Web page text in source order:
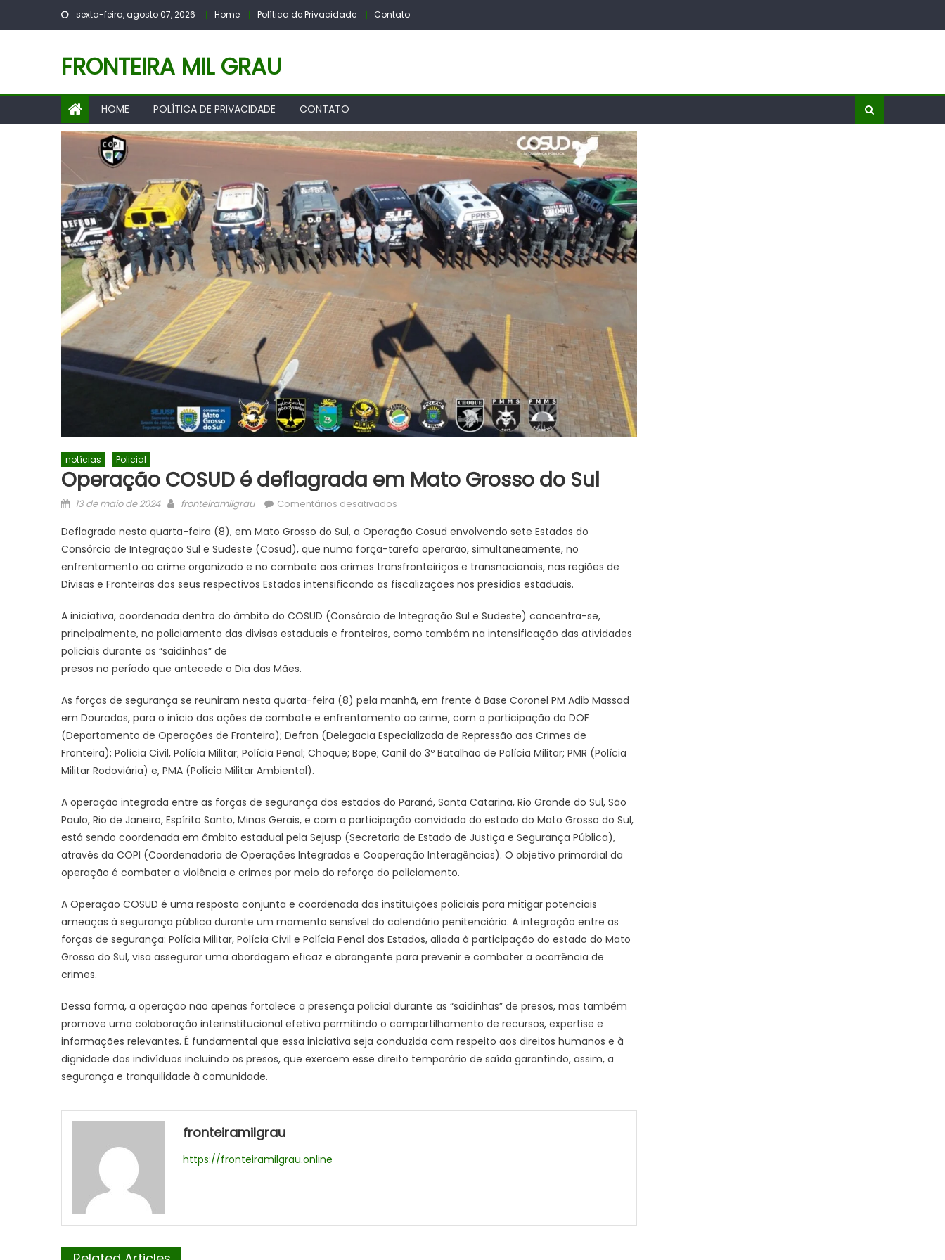
sexta-feira, agosto 07, 2026 Home Política de Privacidade Contato
FRONTEIRA MIL GRAU
HOME POLÍTICA DE PRIVACIDADE CONTATO
notícias Policial
Operação COSUD é deflagrada em Mato Grosso do Sul
Posted
13 de maio de 2024 Author
fronteiramilgrau Comentários desativados
COSUD
é
deflagrada
em
Grosso
do
Deflagrada nesta quarta-feira (8), em Mato Grosso do Sul, a Operação Cosud envolvendo sete Estados do
Consórcio de Integração Sul e Sudeste (Cosud), que numa força-tarefa operarão, simultaneamente, no
enfrentamento ao crime organizado e no combate aos crimes transfronteiriços e transnacionais, nas regiões de
Divisas e Fronteiras dos seus respectivos Estados intensificando as fiscalizações nos presídios estaduais.
A iniciativa, coordenada dentro do âmbito do COSUD (Consórcio de Integração Sul e Sudeste) concentra-se,
principalmente, no policiamento das divisas estaduais e fronteiras, como também na intensificação das atividades
policiais durante as “saidinhas” de
presos no período que antecede o Dia das Mães.
As forças de segurança se reuniram nesta quarta-feira (8) pela manhã, em frente à Base Coronel PM Adib Massad
em Dourados, para o início das ações de combate e enfrentamento ao crime, com a participação do DOF
(Departamento de Operações de Fronteira); Defron (Delegacia Especializada de Repressão aos Crimes de
Fronteira); Polícia Civil, Polícia Militar; Polícia Penal; Choque; Bope; Canil do 3º Batalhão de Polícia Militar; PMR (Polícia
Militar Rodoviária) e, PMA (Polícia Militar Ambiental).
A operação integrada entre as forças de segurança dos estados do Paraná, Santa Catarina, Rio Grande do Sul, São
Paulo, Rio de Janeiro, Espírito Santo, Minas Gerais, e com a participação convidada do estado do Mato Grosso do Sul,
está sendo coordenada em âmbito estadual pela Sejusp (Secretaria de Estado de Justiça e Segurança Pública),
através da COPI (Coordenadoria de Operações Integradas e Cooperação Interagências). O objetivo primordial da
operação é combater a violência e crimes por meio do reforço do policiamento.
A Operação COSUD é uma resposta conjunta e coordenada das instituições policiais para mitigar potenciais
ameaças à segurança pública durante um momento sensível do calendário penitenciário. A integração entre as
forças de segurança: Polícia Militar, Polícia Civil e Polícia Penal dos Estados, aliada à participação do estado do Mato
Grosso do Sul, visa assegurar uma abordagem eficaz e abrangente para prevenir e combater a ocorrência de
crimes.
Dessa forma, a operação não apenas fortalece a presença policial durante as “saidinhas” de presos, mas também
promove uma colaboração interinstitucional efetiva permitindo o compartilhamento de recursos, expertise e
informações relevantes. É fundamental que essa iniciativa seja conduzida com respeito aos direitos humanos e à
dignidade dos indivíduos incluindo os presos, que exercem esse direito temporário de saída garantindo, assim, a
segurança e tranquilidade à comunidade.
fronteiramilgrau
https://fronteiramilgrau.online